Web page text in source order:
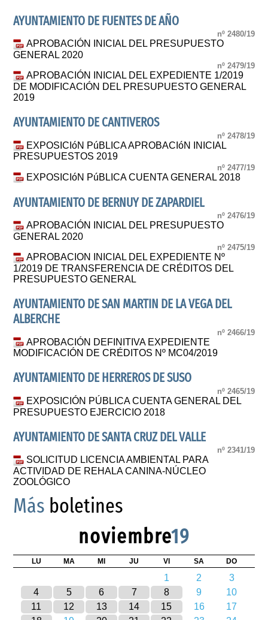
AYUNTAMIENTO DE FUENTES DE AÑO
nº 2480/19
APROBACIÓN INICIAL DEL PRESUPUESTO
GENERAL 2020
nº 2479/19
APROBACIÓN INICIAL DEL EXPEDIENTE 1/2019
DE MODIFICACIÓN DEL PRESUPUESTO GENERAL
2019
AYUNTAMIENTO DE CANTIVEROS
nº 2478/19
EXPOSICIóN PúBLICA APROBACIóN INICIAL
PRESUPUESTOS 2019
nº 2477/19
EXPOSICIóN PúBLICA CUENTA GENERAL 2018
AYUNTAMIENTO DE BERNUY DE ZAPARDIEL
nº 2476/19
APROBACIÓN INICIAL DEL PRESUPUESTO
GENERAL 2020
nº 2475/19
APROBACION INICIAL DEL EXPEDIENTE Nº
1/2019 DE TRANSFERENCIA DE CRÉDITOS DEL
PRESUPUESTO GENERAL
AYUNTAMIENTO DE SAN MARTIN DE LA VEGA DEL
ALBERCHE
nº 2466/19
APROBACIÓN DEFINITIVA EXPEDIENTE
MODIFICACIÓN DE CRÉDITOS Nº MC04/2019
AYUNTAMIENTO DE HERREROS DE SUSO
nº 2465/19
EXPOSICIÓN PÚBLICA CUENTA GENERAL DEL
PRESUPUESTO EJERCICIO 2018
AYUNTAMIENTO DE SANTA CRUZ DEL VALLE
nº 2341/19
SOLICITUD LICENCIA AMBIENTAL PARA
ACTIVIDAD DE REHALA CANINA-NÚCLEO
ZOOLÓGICO
Más boletines
noviembre19
LU MA MI JU VI SA DO
1 2
3
4
5 6 7 8 9
10
11
12 13 14 15 16
17